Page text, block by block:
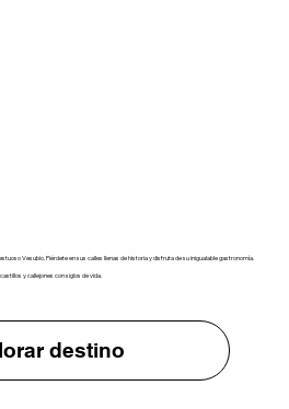
Vesubio. Piérdete en sus calles llenas de historia y disfruta de su inigualable gastronomía.
y callejones con siglos de vida.
destino